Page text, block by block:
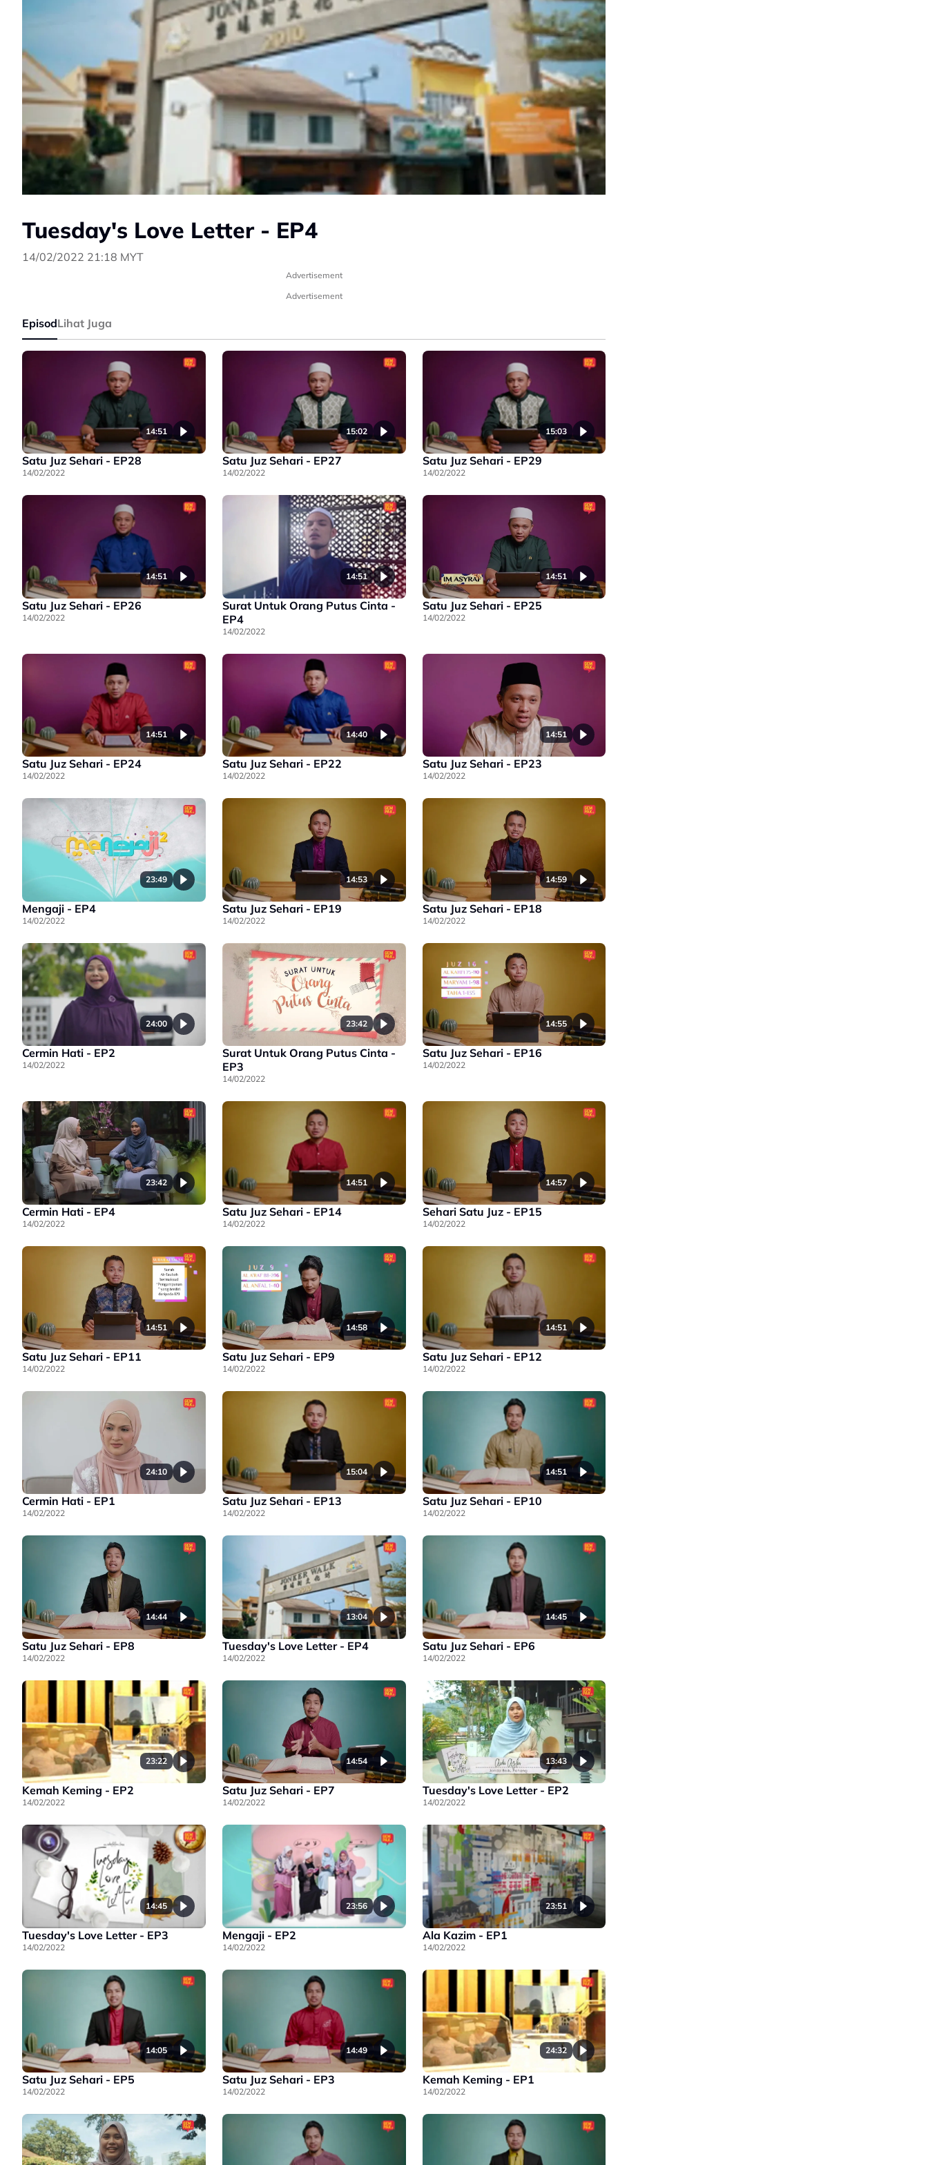
Tuesday's Love Letter - EP4
14/02/2022 21:18 MYT
Advertisement
Advertisement
EpisodLihat Juga
14:51
Satu Juz Sehari - EP28
14/02/2022
15:02
Satu Juz Sehari - EP27
14/02/2022
15:03
Satu Juz Sehari - EP29
14/02/2022
14:51
Satu Juz Sehari - EP26
14/02/2022
14:51
Surat Untuk Orang Putus Cinta -
EP4
14/02/2022
14:51
Satu Juz Sehari - EP25
14/02/2022
14:51
Satu Juz Sehari - EP24
14/02/2022
14:40
Satu Juz Sehari - EP22
14/02/2022
14:51
Satu Juz Sehari - EP23
14/02/2022
23:49
Mengaji - EP4
14/02/2022
14:53
Satu Juz Sehari - EP19
14/02/2022
14:59
Satu Juz Sehari - EP18
14/02/2022
24:00
Cermin Hati - EP2
14/02/2022
23:42
Surat Untuk Orang Putus Cinta -
EP3
14/02/2022
14:55
Satu Juz Sehari - EP16
14/02/2022
23:42
Cermin Hati - EP4
14/02/2022
14:51
Satu Juz Sehari - EP14
14/02/2022
14:57
Sehari Satu Juz - EP15
14/02/2022
14:51
Satu Juz Sehari - EP11
14/02/2022
14:58
Satu Juz Sehari - EP9
14/02/2022
14:51
Satu Juz Sehari - EP12
14/02/2022
24:10
Cermin Hati - EP1
14/02/2022
15:04
Satu Juz Sehari - EP13
14/02/2022
14:51
Satu Juz Sehari - EP10
14/02/2022
14:44
Satu Juz Sehari - EP8
14/02/2022
13:04
Tuesday's Love Letter - EP4
14/02/2022
14:45
Satu Juz Sehari - EP6
14/02/2022
23:22
Kemah Keming - EP2
14/02/2022
14:54
Satu Juz Sehari - EP7
14/02/2022
13:43
Tuesday's Love Letter - EP2
14/02/2022
14:45
Tuesday's Love Letter - EP3
14/02/2022
23:56
Mengaji - EP2
14/02/2022
23:51
Ala Kazim - EP1
14/02/2022
14:05
Satu Juz Sehari - EP5
14/02/2022
14:49
Satu Juz Sehari - EP3
14/02/2022
24:32
Kemah Keming - EP1
14/02/2022